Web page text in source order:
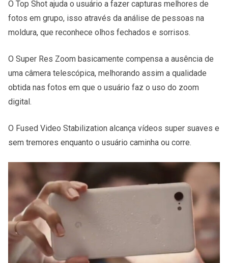
O Top Shot ajuda o usuário a fazer capturas melhores de
fotos em grupo, isso através da análise de pessoas na
moldura, que reconhece olhos fechados e sorrisos.
O Super Res Zoom basicamente compensa a ausência de
uma câmera telescópica, melhorando assim a qualidade
obtida nas fotos em que o usuário faz o uso do zoom
digital.
O Fused Video Stabilization alcança vídeos super suaves e
sem tremores enquanto o usuário caminha ou corre.